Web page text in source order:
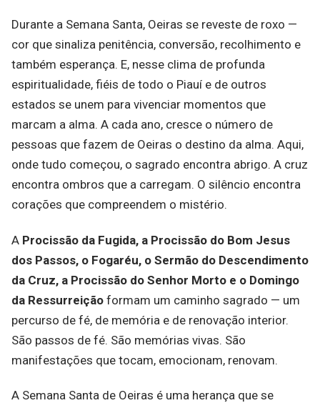
Durante a Semana Santa, Oeiras se reveste de roxo —
cor que sinaliza penitência, conversão, recolhimento e
também esperança. E, nesse clima de profunda
espiritualidade, fiéis de todo o Piauí e de outros
estados se unem para vivenciar momentos que
marcam a alma. A cada ano, cresce o número de
pessoas que fazem de Oeiras o destino da alma. Aqui,
onde tudo começou, o sagrado encontra abrigo. A cruz
encontra ombros que a carregam. O silêncio encontra
corações que compreendem o mistério.
A Procissão da Fugida, a Procissão do Bom Jesus
dos Passos, o Fogaréu, o Sermão do Descendimento
da Cruz, a Procissão do Senhor Morto e o Domingo
da Ressurreição formam um caminho sagrado — um
percurso de fé, de memória e de renovação interior.
São passos de fé. São memórias vivas. São
manifestações que tocam, emocionam, renovam.
A Semana Santa de Oeiras é uma herança que se